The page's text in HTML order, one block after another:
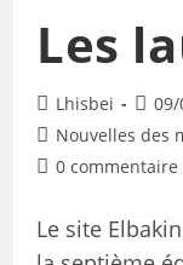
Les
Lhisbei
09/
Nouvelles des
0 commentaire
Le site